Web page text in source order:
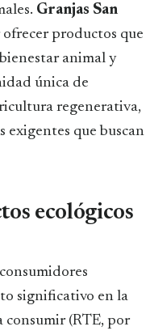
Granjas San
productos que
animal y
única de
regenerativa,
exigentes que buscan
ecológicos
significativo en la
consumir (RTE, por